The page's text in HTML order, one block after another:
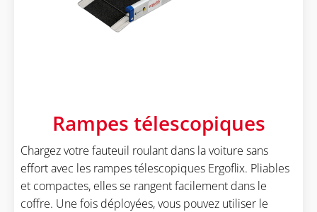
Rampes télescopiques
Chargez votre fauteuil roulant dans la voiture sans
effort avec les rampes télescopiques Ergoflix. Pliables
et compactes, elles se rangent facilement dans le
coffre. Une fois déployées, vous pouvez utiliser le